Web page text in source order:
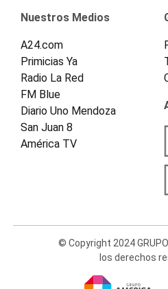
Nuestros Medios
A24.com
Primicias Ya
Radio La Red
FM Blue
Diario Uno Mendoza
San Juan 8
América TV
© Copyright 2024
los derechos